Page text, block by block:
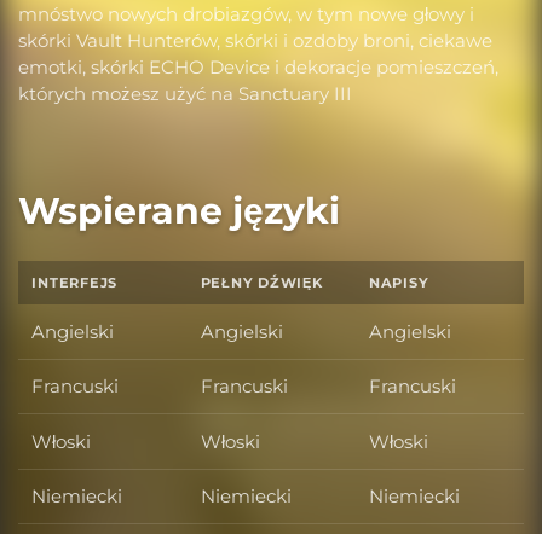
mnóstwo nowych drobiazgów, w tym nowe głowy i
skórki Vault Hunterów, skórki i ozdoby broni, ciekawe
emotki, skórki ECHO Device i dekoracje pomieszczeń,
których możesz użyć na Sanctuary III
Wspierane języki
INTERFEJS PEŁNY DŹWIĘK NAPISY
Angielski Angielski Angielski
Francuski Francuski Francuski
Włoski Włoski Włoski
Niemiecki Niemiecki Niemiecki